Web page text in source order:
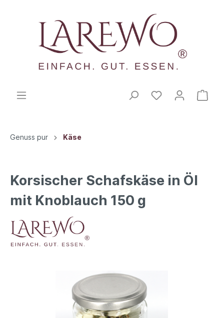
Genuss pur Käse
Korsischer Schafskäse in Öl
mit Knoblauch 150 g